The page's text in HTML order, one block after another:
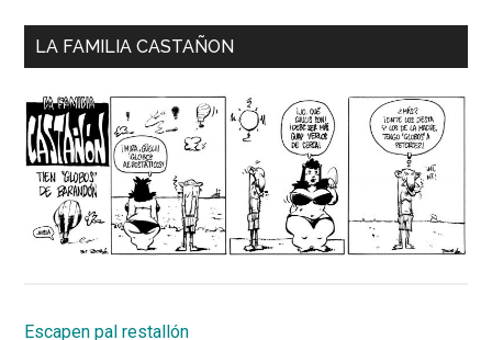
LA FAMILIA CASTAÑON
Escapen pal restallón